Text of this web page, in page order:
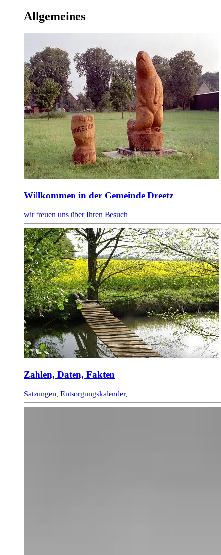
Allgemeines
Willkommen in der Gemeinde Dreetz
wir freuen uns über Ihren Besuch
Zahlen, Daten, Fakten
Satzungen, Entsorgungskalender,...